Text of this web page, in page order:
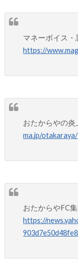
マネーボイス・
https://
おたからやの炎
ma.jp/otakaraya/
おたからやFC
https://